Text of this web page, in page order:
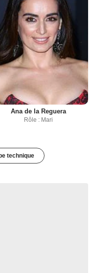
Ana de la Reguera
Rôle : Mari
technique